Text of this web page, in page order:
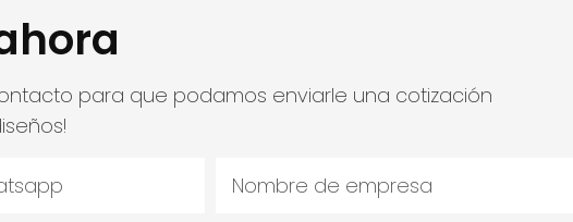
para que podamos enviarle una cotización
Nombre de empresa